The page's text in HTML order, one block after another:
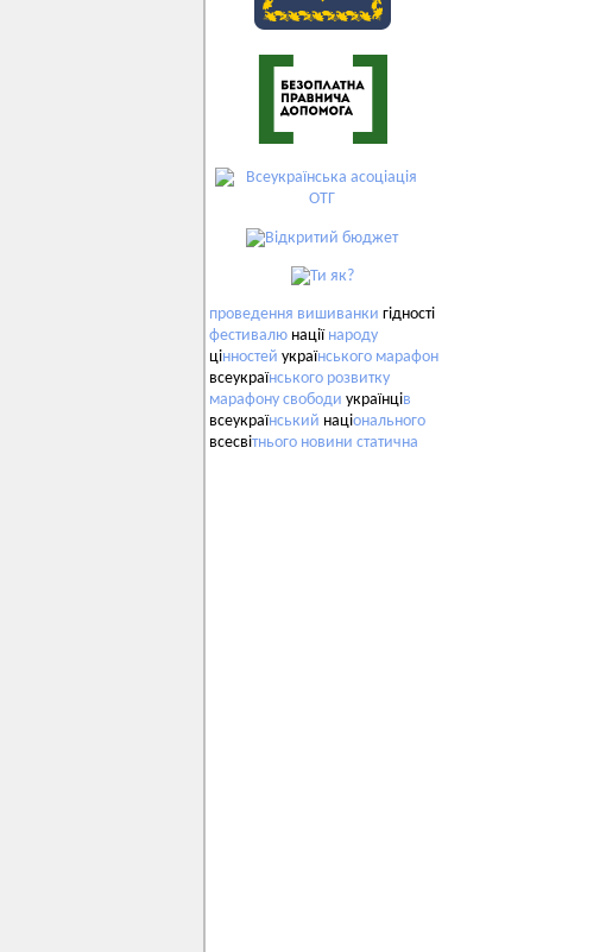
проведення вишиванки гідності
фестивалю нації народу
цінностей українського марафон
всеукраїнського розвитку
марафону свободи українців
всеукраїнський національного
всесвітнього новини статична